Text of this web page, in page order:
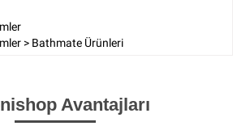
> Bathmate Ürünleri
Avantajları